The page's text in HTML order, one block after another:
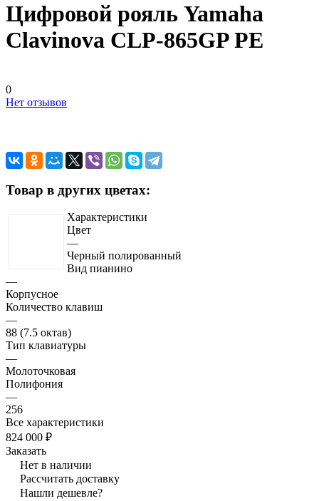
Цифровой рояль Yamaha
Clavinova CLP-865GP PE
0
Нет отзывов
Товар в других цветах:
Характеристики
Цвет
—
Черный полированный
Вид пианино
—
Корпусное
Количество клавиш
—
88 (7.5 октав)
Тип клавиатуры
—
Молоточковая
Полифония
—
256
Все характеристики
824 000 ₽
Заказать
Нет в наличии
Рассчитать доставку
Нашли дешевле?